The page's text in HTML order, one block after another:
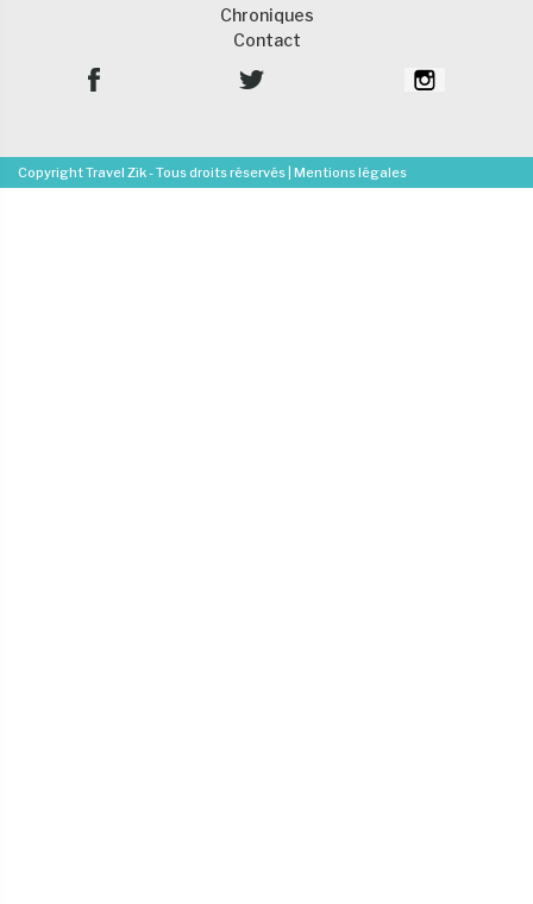
Chroniques
Contact
Copyright Travel Zik - Tous droits réservés | Mentions légales